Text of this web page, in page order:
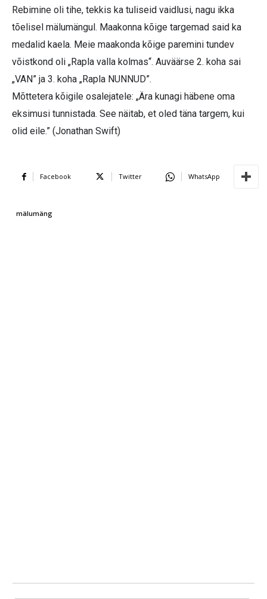
Rebimine oli tihe, tekkis ka tuliseid vaidlusi, nagu ikka
tõelisel mälumängul. Maakonna kõige targemad said ka
medalid kaela. Meie maakonda kõige paremini tundev
võistkond oli „Rapla valla kolmas“. Auväärse 2. koha sai
„VAN” ja 3. koha „Rapla NUNNUD”.
Mõttetera kõigile osalejatele: „Ära kunagi häbene oma
eksimusi tunnistada. See näitab, et oled täna targem, kui
olid eile.” (Jonathan Swift)
Facebook Twitter WhatsApp
mälumäng